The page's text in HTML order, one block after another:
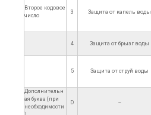
Второе кодовое
число
3 Защита от капель воды
4 Защита от брызг воды
5 Защита от струй воды
Дополнительн
ая буква (при
необходимости
D --